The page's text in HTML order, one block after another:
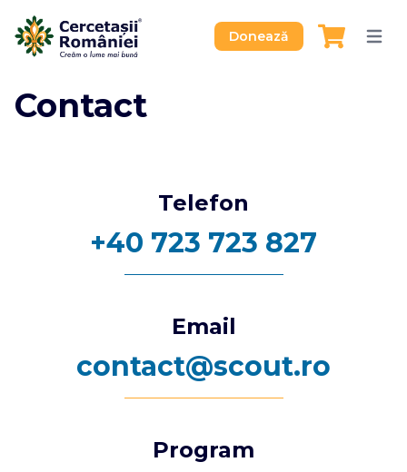
Donează
Contact
Telefon
+40 723 723 827
Email
contact@scout.ro
Program